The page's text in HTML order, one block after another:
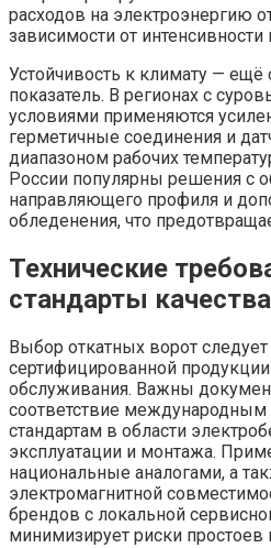
расходов на электроэнергию
зависимости от
Устойчивость к климату — ещё
показатель. В регионах с
условиями применяются
герметичные соединения и
диапазоном рабочих
России популярны решения с
направляющего профиля и
обледенения, что
Технические
стандарты качества
Выбор откатных ворот
сертифицированной продукции
обслуживания. Важны
соответствие
стандартам в области
эксплуатации и монтажа.
национальные аналогами, а
электромагнитной
брендов с локальной
минимизирует риски простоев